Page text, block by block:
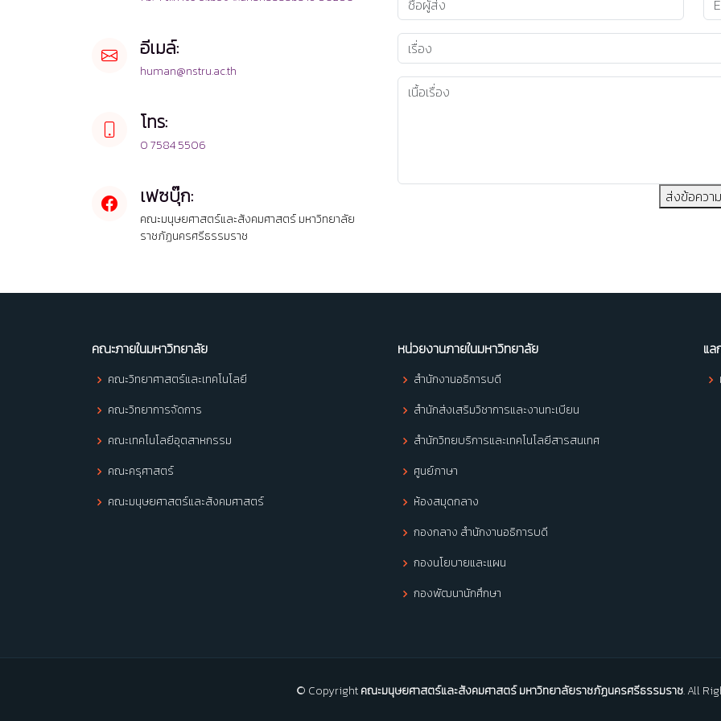
อีเมล์:
human@nstru.ac.th
โทร:
0 7584 5506
เฟซบุ๊ก:
คณะมนุษยศาสตร์และสังคมศาสตร์ มหาวิทยาลัย
ราชภัฏนครศรีธรรมราช
ส่งข้อความ
คณะภายในมหาวิทยาลัย
คณะวิทยาศาสตร์และเทคโนโลยี
คณะวิทยาการจัดการ
คณะเทคโนโลยีอุตสาหกรรม
คณะครุศาสตร์
คณะมนุษยศาสตร์และสังคมศาสตร์
หน่วยงานภายในมหาวิทยาลัย
สำนักงานอธิการบดี
สำนักส่งเสริมวิชาการและงานทะเบียน
สำนักวิทยบริการและเทคโนโลยีสารสนเทศ
ศูนย์ภาษา
ห้องสมุดกลาง
กองกลาง สำนักงานอธิการบดี
กองนโยบายและแผน
กองพัฒนานักศึกษา
แล
© Copyrightคณะมนุษยศาสตร์และสังคมศาสตร์ มหาวิทยาลัยราชภัฏนครศรีธรรมราช. All